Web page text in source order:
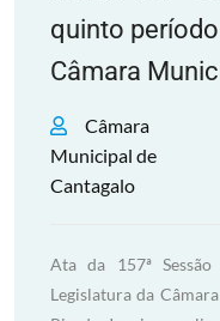
quinto
Câmara
Câmara
Municipal de
Cantagalo
Ata da 157ª
Legislatura da